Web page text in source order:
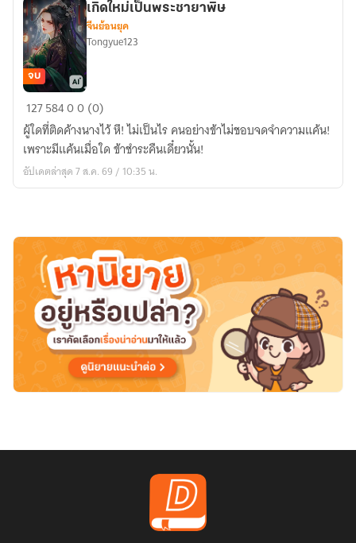
เกิด
ใหม่
เป็น
พระ
ชายา
จบ
เกิดใหม่เป็นพระชายาพิษ
จีนย้อนยุค
Tongyue123
12758400 (0)
ผู้ใดที่ติดค้างนางไว้ หึ! ไม่เป็นไร คนอย่างข้าไม่ชอบจดจำความแค้น!
เพราะมีแค้นเมื่อใด ข้าชำระคืนเดี๋ยวนั้น!
อัปเดตล่าสุด 7 ส.ค. 69 / 10:35 น.